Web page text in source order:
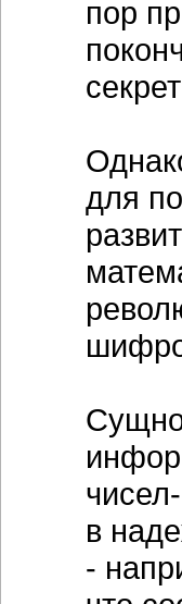
пор
для
в
-